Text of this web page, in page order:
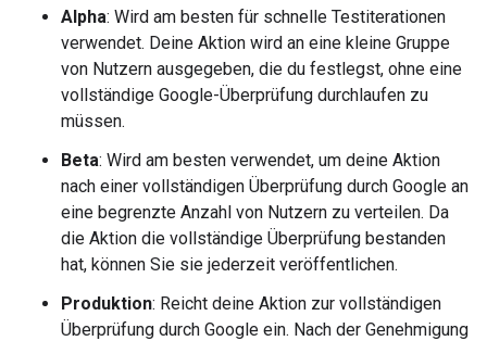
Alpha: Wird am besten für schnelle Testiterationen
verwendet. Deine Aktion wird an eine kleine Gruppe
von Nutzern ausgegeben, die du festlegst, ohne eine
vollständige Google-Überprüfung durchlaufen zu
müssen.
Beta: Wird am besten verwendet, um deine Aktion
nach einer vollständigen Überprüfung durch Google an
eine begrenzte Anzahl von Nutzern zu verteilen. Da
die Aktion die vollständige Überprüfung bestanden
hat, können Sie sie jederzeit veröffentlichen.
Produktion: Reicht deine Aktion zur vollständigen
Überprüfung durch Google ein. Nach der Genehmigung